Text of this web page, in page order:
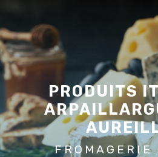
PRODUITS ITALIENS
FROMAGERIE